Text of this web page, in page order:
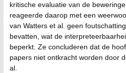
kritische evaluatie van de
reageerde daarop met een
van Watters et al. geen
bevatten, wat de
beperkt. Ze concluderen dat de
papers niet ontkracht worden door
al.